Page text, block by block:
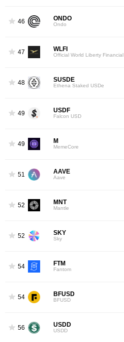
46 ONDO
Ondo
47 WLFI
Official World Liberty Financial
48 SUSDE
Ethena Staked USDe
49 USDF
Falcon USD
49 M
MemeCore
51 AAVE
Aave
52 MNT
Mantle
52 SKY
Sky
54 FTM
Fantom
54 BFUSD
BFUSD
56 USDD
USDD